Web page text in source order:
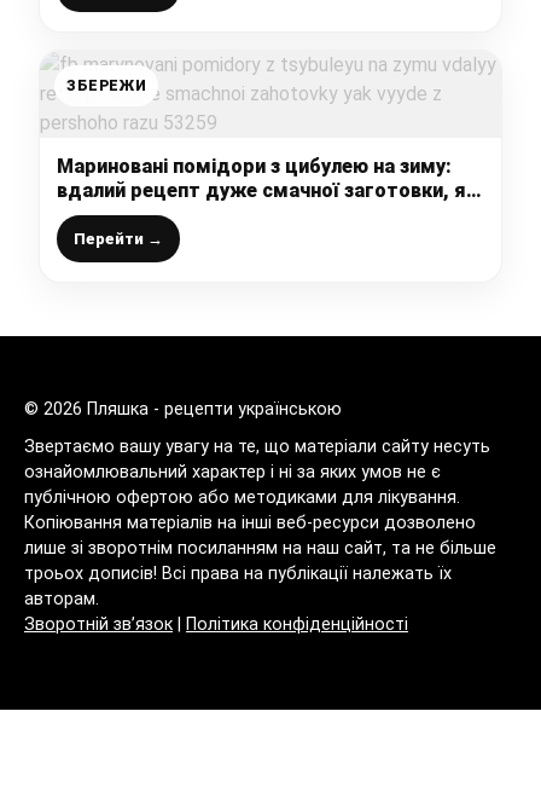
ЗБЕРЕЖИ
Мариновані помідори з цибулею на зиму:
вдалий рецепт дуже смачної заготовки, як
вийде з першого разу
Перейти →
© 2026 Пляшка - рецепти українською
Звертаємо вашу увагу на те, що матеріали сайту несуть
ознайомлювальний характер і ні за яких умов не є
публічною офертою або методиками для лікування.
Копіювання матеріалів на інші веб-ресурси дозволено
лише зі зворотнім посиланням на наш сайт, та не більше
троьох дописів! Всі права на публікації належать їх
авторам.
Зворотній зв’язок
Політика конфіденційності